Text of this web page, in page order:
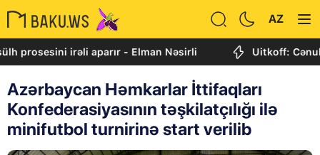
AZ
irəli aparır - Elman Nəsirli Uitkoff: Cənubi
Azərbaycan Həmkarlar İttifaqları
Konfederasiyasının təşkilatçılığı ilə
minifutbol turnirinə start verilib